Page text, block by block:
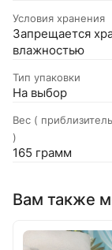
Условия хранения
Запрещается
влажностью
Тип упаковки
На выбор
Вес (
)
165 грамм
Вам также